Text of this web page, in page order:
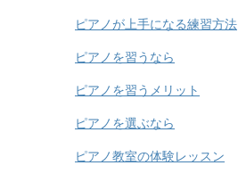
ピアノが上手になる練習方法
ピアノを習うなら
ピアノを習うメリット
ピアノを選ぶなら
ピアノ教室の体験レッスン